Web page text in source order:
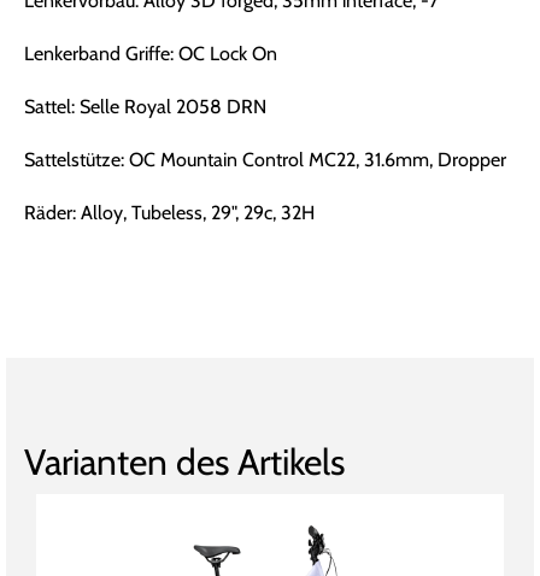
Lenkerband Griffe: OC Lock On
Sattel: Selle Royal 2058 DRN
Sattelstütze: OC Mountain Control MC22, 31.6mm, Dropper
Räder: Alloy, Tubeless, 29", 29c, 32H
Varianten des Artikels